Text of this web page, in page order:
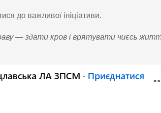
до важливої ініціативи.
— здати кров і врятувати чиєсь